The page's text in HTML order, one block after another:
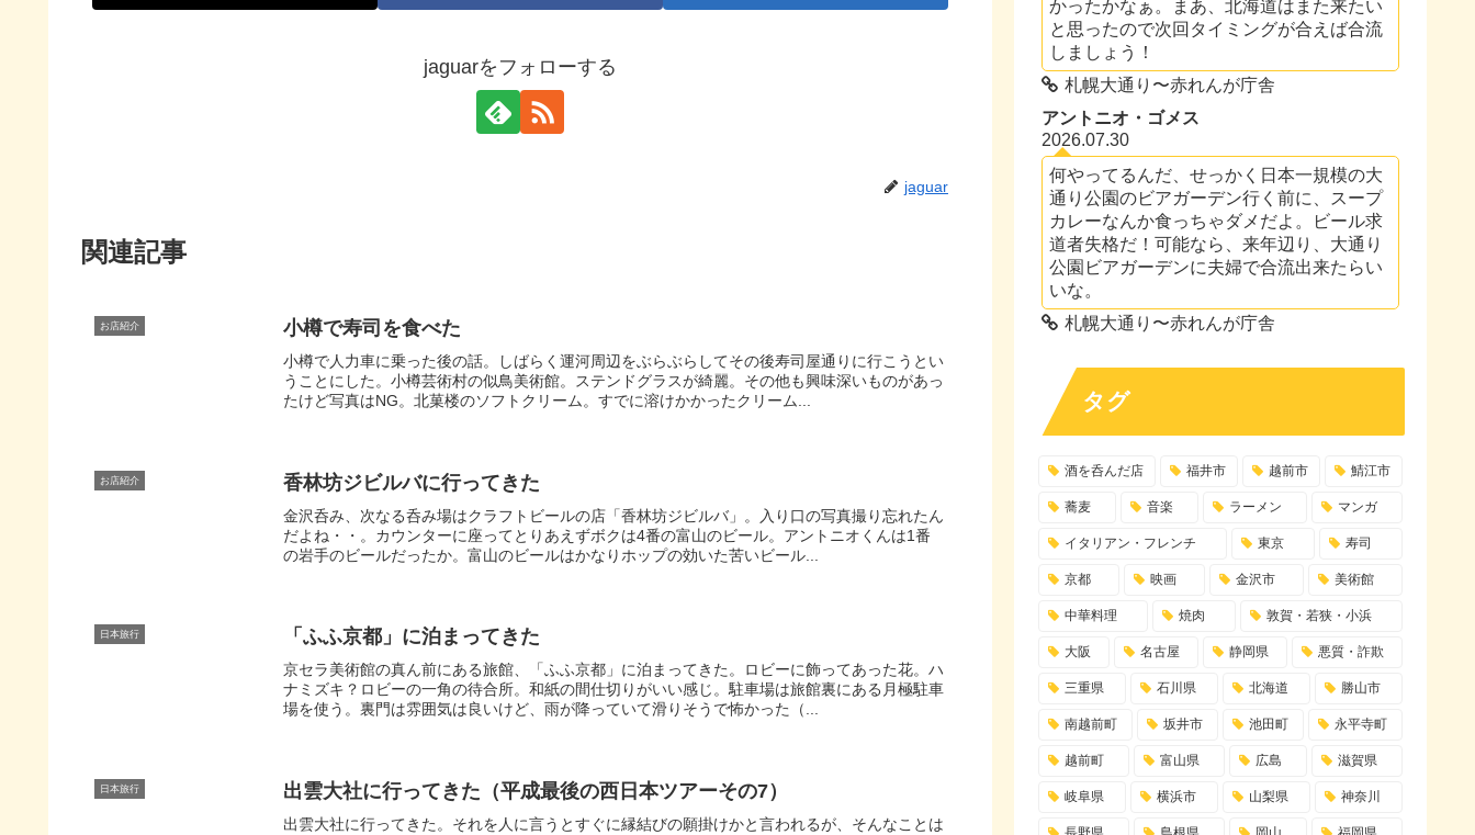
jaguarをフォローする
jaguar
関連記事
お店紹介 小樽で寿司を食べた
小樽で人力車に乗った後の話。しばらく運河周辺をぶらぶらしてその後寿司屋通りに行こうとい
うことにした。小樽芸術村の似鳥美術館。ステンドグラスが綺麗。その他も興味深いものがあっ
たけど写真はNG。北菓楼のソフトクリーム。すでに溶けかかったクリーム...
お店紹介 香林坊ジビルバに行ってきた
金沢呑み、次なる呑み場はクラフトビールの店「香林坊ジビルバ」。入り口の写真撮り忘れたん
だよね・・。カウンターに座ってとりあえずボクは4番の富山のビール。アントニオくんは1番
の岩手のビールだったか。富山のビールはかなりホップの効いた苦いビール...
日本旅行 「ふふ京都」に泊まってきた
京セラ美術館の真ん前にある旅館、「ふふ京都」に泊まってきた。ロビーに飾ってあった花。ハ
ナミズキ？ロビーの一角の待合所。和紙の間仕切りがいい感じ。駐車場は旅館裏にある月極駐車
場を使う。裏門は雰囲気は良いけど、雨が降っていて滑りそうで怖かった（...
日本旅行 出雲大社に行ってきた（平成最後の西日本ツアーその7）
出雲大社に行ってきた。それを人に言うとすぐに縁結びの願掛けかと言われるが、そんなことは
かったかなぁ。まあ、北海道はまた来たい
と思ったので次回タイミングが合えば合流
しましょう！
札幌大通り〜赤れんが庁舎
アントニオ・ゴメス
2026.07.30
何やってるんだ、せっかく日本一規模の大
通り公園のビアガーデン行く前に、スープ
カレーなんか食っちゃダメだよ。ビール求
道者失格だ！可能なら、来年辺り、大通り
公園ビアガーデンに夫婦で合流出来たらい
いな。
札幌大通り〜赤れんが庁舎
タグ
酒を呑んだ店 福井市 越前市 鯖江市
蕎麦 音楽 ラーメン マンガ
イタリアン・フレンチ 東京 寿司
京都 映画 金沢市 美術館
中華料理 焼肉 敦賀・若狭・小浜
大阪 名古屋 静岡県 悪質・詐欺
三重県 石川県 北海道 勝山市
南越前町 坂井市 池田町 永平寺町
越前町 富山県 広島 滋賀県
岐阜県 横浜市 山梨県 神奈川